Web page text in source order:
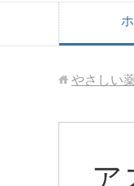
やさしい
ア